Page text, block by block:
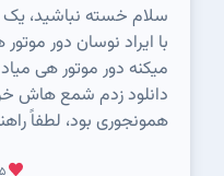
با ایراد نوسان دور
میکنه دور موتور هی
دانلود زدم شمع هاش
همونجوری بود، لطفاً
15 بار پسند شده